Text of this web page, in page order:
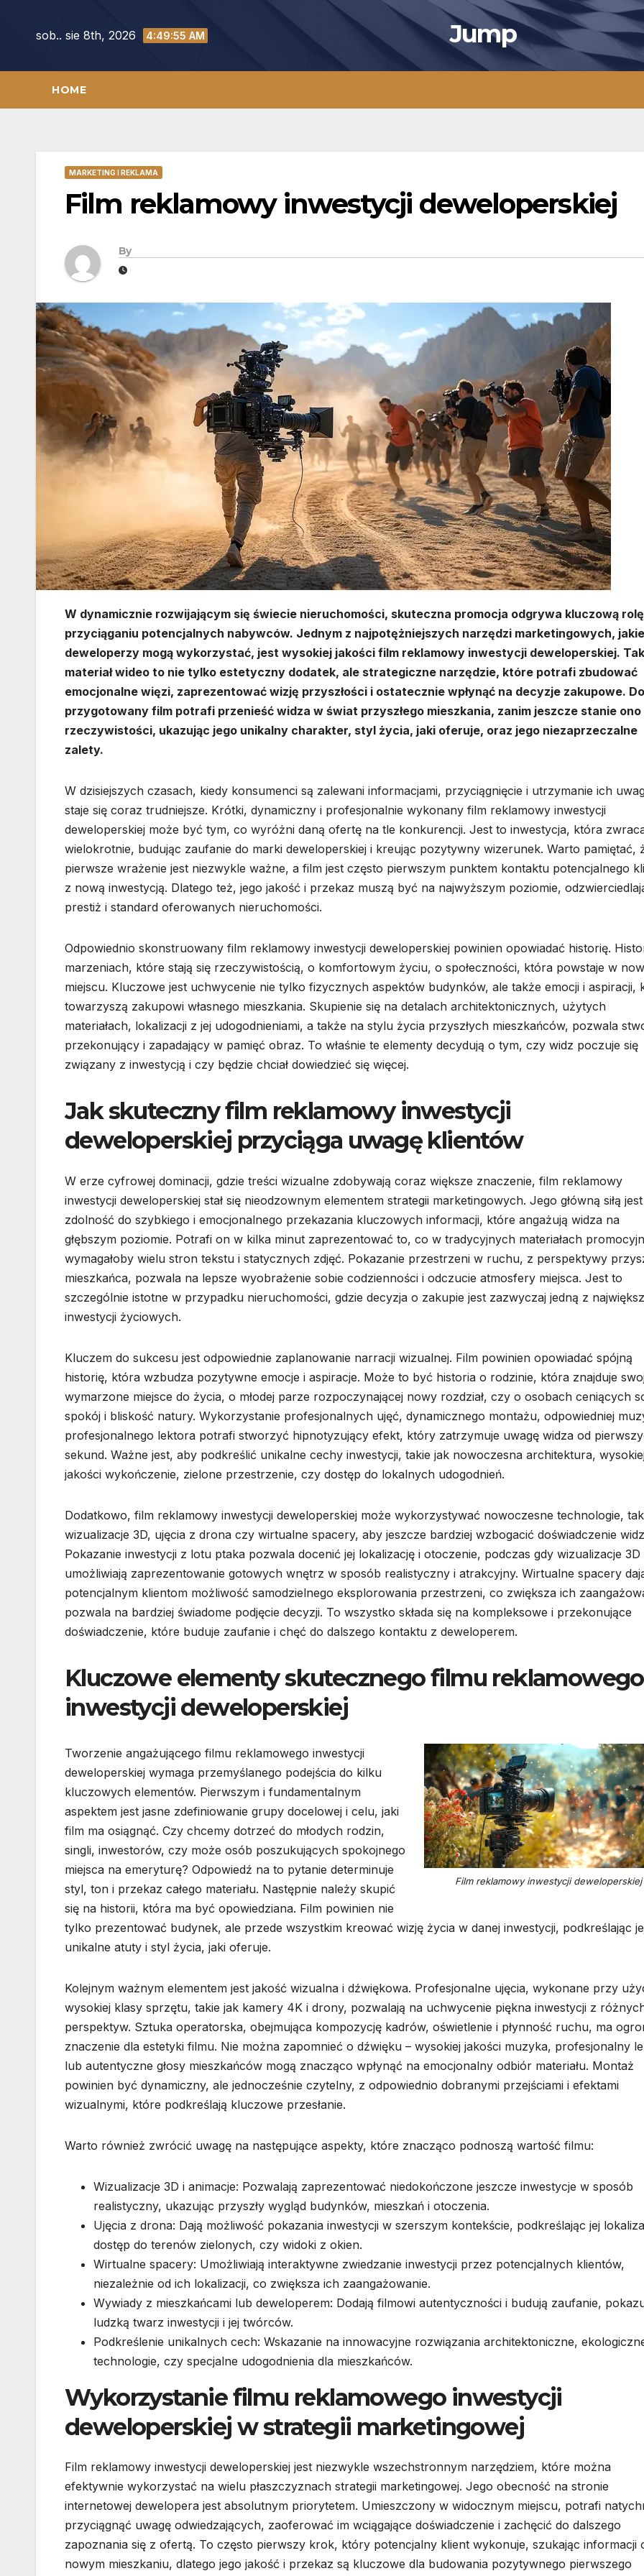
sob.. sie 8th, 2026 4:49:56 AM Jump
HOME
MARKETING I REKLAMA
Film reklamowy inwestycji deweloperskiej
By
W dynamicznie rozwijającym się świecie nieruchomości, skuteczna promocja odgrywa kluczową
przyciąganiu potencjalnych nabywców. Jednym z najpotężniejszych narzędzi marketingowych, jakie
deweloperzy mogą wykorzystać, jest wysokiej jakości film reklamowy inwestycji deweloperskiej.
materiał wideo to nie tylko estetyczny dodatek, ale strategiczne narzędzie, które potrafi zbudować
emocjonalne więzi, zaprezentować wizję przyszłości i ostatecznie wpłynąć na decyzje zakupowe.
przygotowany film potrafi przenieść widza w świat przyszłego mieszkania, zanim jeszcze stanie ono
rzeczywistości, ukazując jego unikalny charakter, styl życia, jaki oferuje, oraz jego niezaprzeczalne
zalety.
W dzisiejszych czasach, kiedy konsumenci są zalewani informacjami, przyciągnięcie i utrzymanie ich
staje się coraz trudniejsze. Krótki, dynamiczny i profesjonalnie wykonany film reklamowy inwestycji
deweloperskiej może być tym, co wyróżni daną ofertę na tle konkurencji. Jest to inwestycja, która
wielokrotnie, budując zaufanie do marki deweloperskiej i kreując pozytywny wizerunek. Warto pamiętać,
pierwsze wrażenie jest niezwykle ważne, a film jest często pierwszym punktem kontaktu potencjalnego
z nową inwestycją. Dlatego też, jego jakość i przekaz muszą być na najwyższym poziomie,
prestiż i standard oferowanych nieruchomości.
Odpowiednio skonstruowany film reklamowy inwestycji deweloperskiej powinien opowiadać historię.
marzeniach, które stają się rzeczywistością, o komfortowym życiu, o społeczności, która powstaje w
miejscu. Kluczowe jest uchwycenie nie tylko fizycznych aspektów budynków, ale także emocji i aspiracji,
towarzyszą zakupowi własnego mieszkania. Skupienie się na detalach architektonicznych, użytych
materiałach, lokalizacji z jej udogodnieniami, a także na stylu życia przyszłych mieszkańców, pozwala
przekonujący i zapadający w pamięć obraz. To właśnie te elementy decydują o tym, czy widz poczuje się
związany z inwestycją i czy będzie chciał dowiedzieć się więcej.
Jak skuteczny film reklamowy inwestycji
deweloperskiej przyciąga uwagę klientów
W erze cyfrowej dominacji, gdzie treści wizualne zdobywają coraz większe znaczenie, film reklamowy
inwestycji deweloperskiej stał się nieodzownym elementem strategii marketingowych. Jego główną siłą jest
zdolność do szybkiego i emocjonalnego przekazania kluczowych informacji, które angażują widza na
głębszym poziomie. Potrafi on w kilka minut zaprezentować to, co w tradycyjnych materiałach
wymagałoby wielu stron tekstu i statycznych zdjęć. Pokazanie przestrzeni w ruchu, z perspektywy
mieszkańca, pozwala na lepsze wyobrażenie sobie codzienności i odczucie atmosfery miejsca. Jest to
szczególnie istotne w przypadku nieruchomości, gdzie decyzja o zakupie jest zazwyczaj jedną z
inwestycji życiowych.
Kluczem do sukcesu jest odpowiednie zaplanowanie narracji wizualnej. Film powinien opowiadać spójną
historię, która wzbudza pozytywne emocje i aspiracje. Może to być historia o rodzinie, która znajduje
wymarzone miejsce do życia, o młodej parze rozpoczynającej nowy rozdział, czy o osobach ceniących
spokój i bliskość natury. Wykorzystanie profesjonalnych ujęć, dynamicznego montażu, odpowiedniej
profesjonalnego lektora potrafi stworzyć hipnotyzujący efekt, który zatrzymuje uwagę widza od
sekund. Ważne jest, aby podkreślić unikalne cechy inwestycji, takie jak nowoczesna architektura,
jakości wykończenie, zielone przestrzenie, czy dostęp do lokalnych udogodnień.
Dodatkowo, film reklamowy inwestycji deweloperskiej może wykorzystywać nowoczesne technologie,
wizualizacje 3D, ujęcia z drona czy wirtualne spacery, aby jeszcze bardziej wzbogacić doświadczenie
Pokazanie inwestycji z lotu ptaka pozwala docenić jej lokalizację i otoczenie, podczas gdy wizualizacje 3D
umożliwiają zaprezentowanie gotowych wnętrz w sposób realistyczny i atrakcyjny. Wirtualne spacery
potencjalnym klientom możliwość samodzielnego eksplorowania przestrzeni, co zwiększa ich
pozwala na bardziej świadome podjęcie decyzji. To wszystko składa się na kompleksowe i przekonujące
doświadczenie, które buduje zaufanie i chęć do dalszego kontaktu z deweloperem.
Kluczowe elementy skutecznego filmu reklamowego
inwestycji deweloperskiej
Film reklamowy inwestycji deweloperskiej
Tworzenie angażującego filmu reklamowego inwestycji
deweloperskiej wymaga przemyślanego podejścia do kilku
kluczowych elementów. Pierwszym i fundamentalnym
aspektem jest jasne zdefiniowanie grupy docelowej i celu, jaki
film ma osiągnąć. Czy chcemy dotrzeć do młodych rodzin,
singli, inwestorów, czy może osób poszukujących spokojnego
miejsca na emeryturę? Odpowiedź na to pytanie determinuje
styl, ton i przekaz całego materiału. Następnie należy skupić
się na historii, która ma być opowiedziana. Film powinien nie
tylko prezentować budynek, ale przede wszystkim kreować wizję życia w danej inwestycji, podkreślając
unikalne atuty i styl życia, jaki oferuje.
Kolejnym ważnym elementem jest jakość wizualna i dźwiękowa. Profesjonalne ujęcia, wykonane przy
wysokiej klasy sprzętu, takie jak kamery 4K i drony, pozwalają na uchwycenie piękna inwestycji z
perspektyw. Sztuka operatorska, obejmująca kompozycję kadrów, oświetlenie i płynność ruchu, ma
znaczenie dla estetyki filmu. Nie można zapomnieć o dźwięku – wysokiej jakości muzyka, profesjonalny
lub autentyczne głosy mieszkańców mogą znacząco wpłynąć na emocjonalny odbiór materiału. Montaż
powinien być dynamiczny, ale jednocześnie czytelny, z odpowiednio dobranymi przejściami i efektami
wizualnymi, które podkreślają kluczowe przesłanie.
Warto również zwrócić uwagę na następujące aspekty, które znacząco podnoszą wartość filmu:
Wizualizacje 3D i animacje: Pozwalają zaprezentować niedokończone jeszcze inwestycje w sposób
realistyczny, ukazując przyszły wygląd budynków, mieszkań i otoczenia.
Ujęcia z drona: Dają możliwość pokazania inwestycji w szerszym kontekście, podkreślając jej
dostęp do terenów zielonych, czy widoki z okien.
Wirtualne spacery: Umożliwiają interaktywne zwiedzanie inwestycji przez potencjalnych klientów,
niezależnie od ich lokalizacji, co zwiększa ich zaangażowanie.
Wywiady z mieszkańcami lub deweloperem: Dodają filmowi autentyczności i budują zaufanie,
ludzką twarz inwestycji i jej twórców.
Podkreślenie unikalnych cech: Wskazanie na innowacyjne rozwiązania architektoniczne,
technologie, czy specjalne udogodnienia dla mieszkańców.
Wykorzystanie filmu reklamowego inwestycji
deweloperskiej w strategii marketingowej
Film reklamowy inwestycji deweloperskiej jest niezwykle wszechstronnym narzędziem, które można
efektywnie wykorzystać na wielu płaszczyznach strategii marketingowej. Jego obecność na stronie
internetowej dewelopera jest absolutnym priorytetem. Umieszczony w widocznym miejscu, potrafi
przyciągnąć uwagę odwiedzających, zaoferować im wciągające doświadczenie i zachęcić do dalszego
zapoznania się z ofertą. To często pierwszy krok, który potencjalny klient wykonuje, szukając informacji
nowym mieszkaniu, dlatego jego jakość i przekaz są kluczowe dla budowania pozytywnego pierwszego